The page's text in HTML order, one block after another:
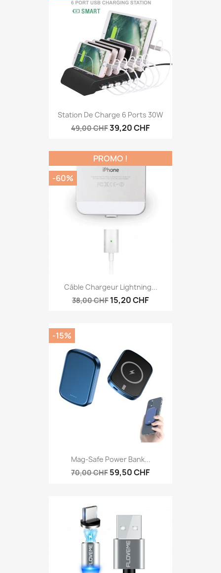
Station De Charge 6 Ports 30W
49,00 CHF39,20 CHF
Câble Chargeur Lightning...
38,00 CHF 15,20 CHF
PROMO !
-60%
Mag-Safe Power Bank...
70,00 CHF 59,50 CHF
-15%